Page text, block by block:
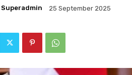
Superadmin 25 September 2025